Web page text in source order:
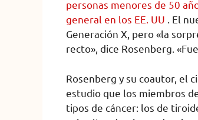
personas menores de 50
general en los EE. UU . El
Generación X, pero «la
recto», dice Rosenberg.
Rosenberg y su coautor, el
estudio que los miembros
tipos de cáncer: los de